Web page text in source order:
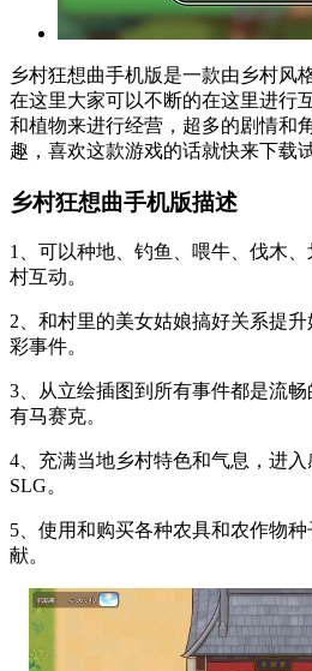
乡村狂想曲手机版是一款由乡村风
在这里大家可以不断的在这里进行
和植物来进行经营，超多的剧情和
趣，喜欢这款游戏的话就快来下载
乡村狂想曲手机版描述
1、可以种地、钓鱼、喂牛、伐木
村互动。
2、和村里的美女姑娘搞好关系提
彩事件。
3、从立绘插图到所有事件都是流
有马赛克。
4、充满当地乡村特色和气息，进
SLG。
5、使用和购买各种农具和农作物
献。